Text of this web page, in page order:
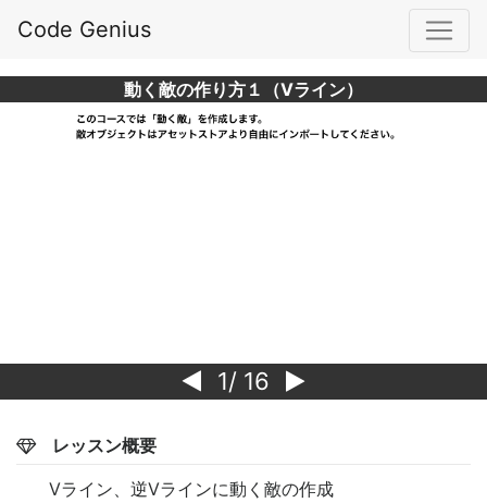
Code Genius
動く敵の作り方１（Vライン）
1/ 16
レッスン概要
Vライン、逆Vラインに動く敵の作成